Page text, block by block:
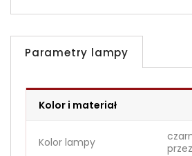
Parametry lampy
Kolor i materiał
Kolor lampy